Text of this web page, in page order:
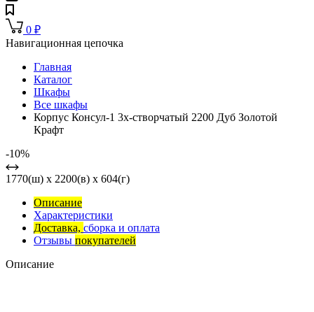
0 ₽
Навигационная цепочка
Главная
Каталог
Шкафы
Все шкафы
Корпус Консул-1 3х-створчатый 2200 Дуб Золотой
Крафт
-10%
1770(ш) x 2200(в) x 604(г)
Описание
Характеристики
Доставка, сборка и оплата
Отзывы покупателей
Описание